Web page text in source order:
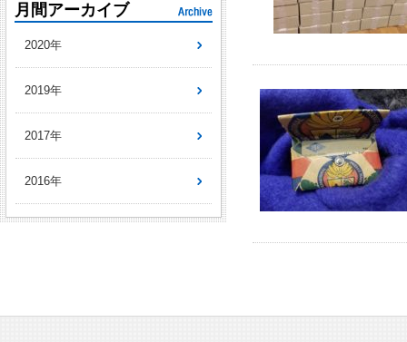
月間アーカイブ
2020年
2019年
2017年
2016年